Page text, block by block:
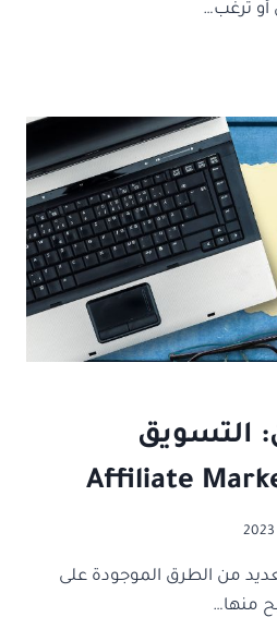
أو ترغب…
التسويق
من الطرق الموجودة على
منها…